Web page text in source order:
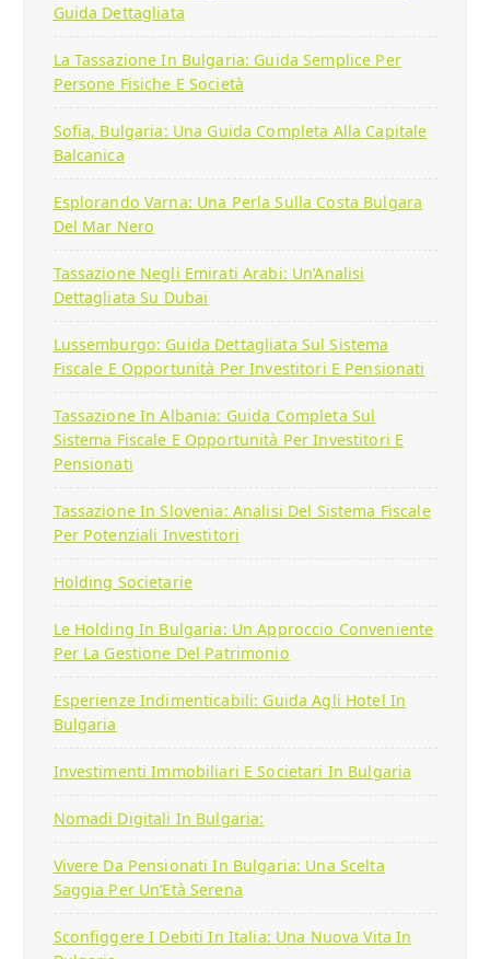
Guida Dettagliata
La Tassazione In Bulgaria: Guida Semplice Per
Persone Fisiche E Società
Sofia, Bulgaria: Una Guida Completa Alla Capitale
Balcanica
Esplorando Varna: Una Perla Sulla Costa Bulgara
Del Mar Nero
Tassazione Negli Emirati Arabi: Un’Analisi
Dettagliata Su Dubai
Lussemburgo: Guida Dettagliata Sul Sistema
Fiscale E Opportunità Per Investitori E Pensionati
Tassazione In Albania: Guida Completa Sul
Sistema Fiscale E Opportunità Per Investitori E
Pensionati
Tassazione In Slovenia: Analisi Del Sistema Fiscale
Per Potenziali Investitori
Holding Societarie
Le Holding In Bulgaria: Un Approccio Conveniente
Per La Gestione Del Patrimonio
Esperienze Indimenticabili: Guida Agli Hotel In
Bulgaria
Investimenti Immobiliari E Societari In Bulgaria
Nomadi Digitali In Bulgaria:
Vivere Da Pensionati In Bulgaria: Una Scelta
Saggia Per Un’Età Serena
Sconfiggere I Debiti In Italia: Una Nuova Vita In